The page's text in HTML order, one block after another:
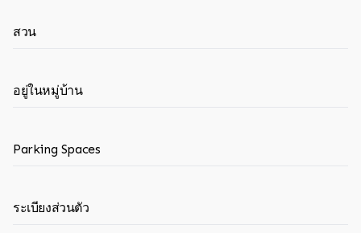
สวน
อยู่ในหมู่บ้าน
Parking Spaces
ระเบียงส่วนตัว